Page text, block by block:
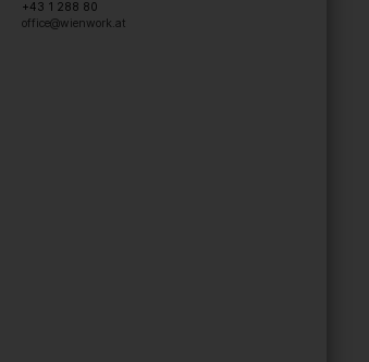
+43 1 288 80
office@wienwork.at